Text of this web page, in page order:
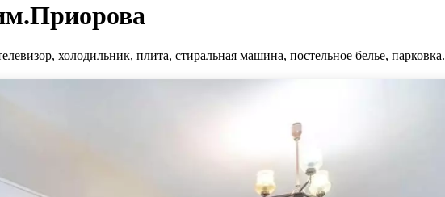
холодильник, плита, стиральная машина, постельное белье, парковка.